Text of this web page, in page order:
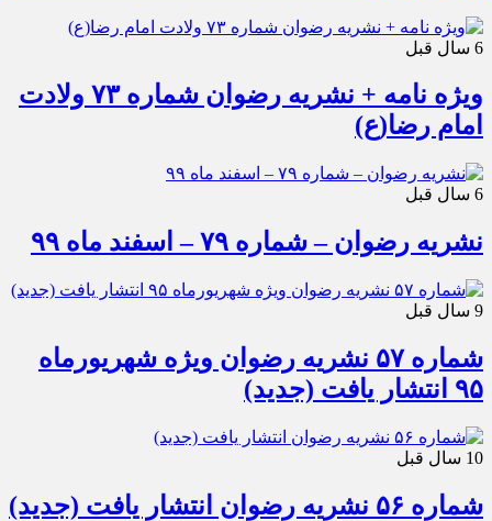
6 سال قبل
ویژه نامه + نشریه رضوان شماره ۷۳ ولادت
امام رضا(ع)
6 سال قبل
نشریه رضوان – شماره ۷۹ – اسفند ماه ۹۹
9 سال قبل
شماره ۵۷ نشریه رضوان ویژه شهریورماه
۹۵ انتشار یافت (جدید)
10 سال قبل
شماره ۵۶ نشریه رضوان انتشار یافت (جدید)